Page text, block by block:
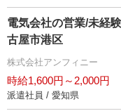
電気会社の営業/未経
古屋市港区
株式会社アンフィニー
時給1,600円～2,000円
派遣社員 / 愛知県